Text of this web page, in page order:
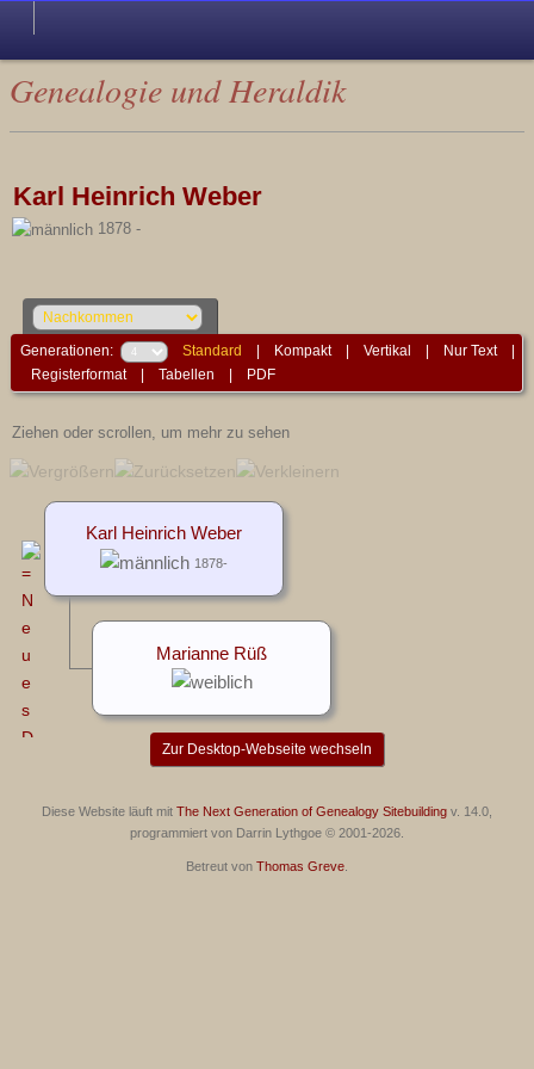
Genealogie und Heraldik
Karl Heinrich Weber
1878 -
Generationen: Standard Kompakt|Vertikal Nur Text|
Registerformat|Tabellen PDF
Ziehen oder scrollen, um mehr zu sehen
Karl Heinrich Weber
1878-
Marianne Rüß
Zur Desktop-Webseite wechseln
Diese Website läuft mit The Next Generation of Genealogy Sitebuilding v. 14.0,
programmiert von Darrin Lythgoe © 2001-2026.
Betreut von Thomas Greve